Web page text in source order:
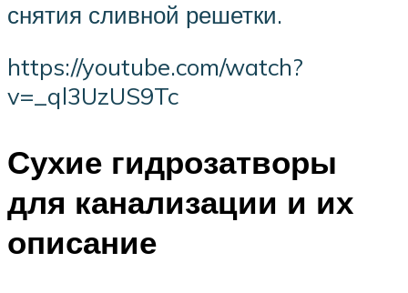
снятия сливной решетки.
https://youtube.com/watch?
v=_ql3UzUS9Tc
Сухие гидрозатворы
для канализации и их
описание